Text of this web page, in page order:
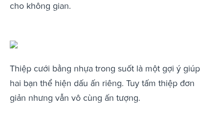
cho không gian.
Thiệp cưới bằng nhựa trong suốt là một gợi ý giúp
hai bạn thể hiện dấu ấn riêng. Tuy tấm thiệp đơn
giản nhưng vẫn vô cùng ấn tượng.